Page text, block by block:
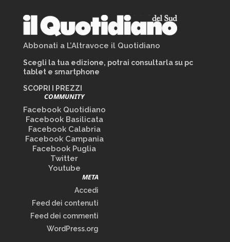
Abbonati a L’Altravoce il Quotidiano
Scegli la tua edizione, potrai consultarla su pc
tablet e smartphone
SCOPRI I PREZZI
COMMUNITY
Facebook Quotidiano
Facebook Basilicata
Facebook Calabria
Facebook Campania
Facebook Puglia
Twitter
Youtube
META
Accedi
Feed dei contenuti
Feed dei commenti
WordPress.org